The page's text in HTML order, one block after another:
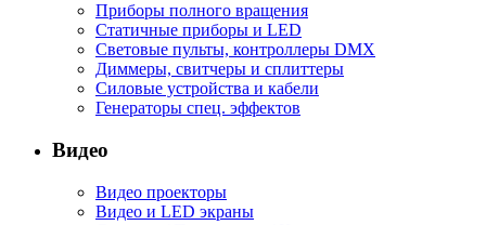
Приборы полного вращения
Статичные приборы и LED
Световые пульты, контроллеры DMX
Диммеры, свитчеры и сплиттеры
Силовые устройства и кабели
Генераторы спец. эффектов
Видео
Видео проекторы
Видео и LED экраны